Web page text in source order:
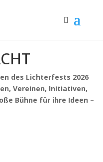
des Lichterfests 2026
Vereinen, Initiativen,
Bühne für ihre Ideen –